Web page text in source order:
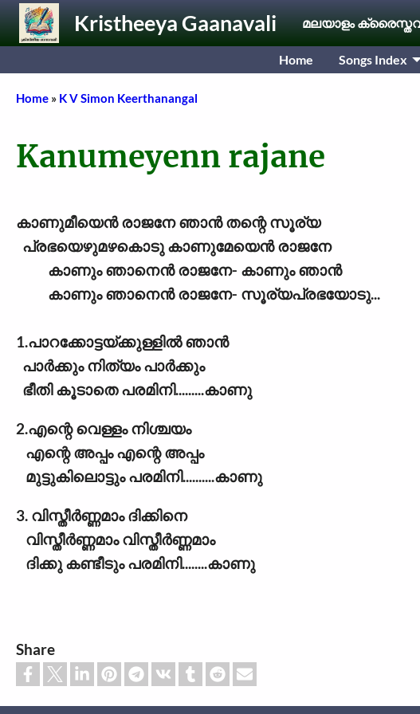
Skip to main contentKristheeya Gaanavali മലയാളം
Home Songs Index
Breadcrumb
Home K V Simon Keerthanangal
Kanumeyenn rajane
കാണുമീയെൻ രാജനേ ഞാൻ തന്റെ സൂര്യ
പ്രഭയെഴുമഴകൊടു കാണുമേയെൻ രാജനേ
കാണും ഞാനെൻ രാജനേ- കാണും ഞാൻ
കാണും ഞാനെൻ രാജനേ- സൂര്യപ്രഭയോടു...
1.പാറക്കോട്ടയ്ക്കുള്ളിൽ ഞാൻ
പാർക്കും നിത്യം പാർക്കും
ഭീതി കൂടാതെ പരമിനി.........കാണു
2.എന്റെ വെള്ളം നിശ്ചയം
എന്റെ അപ്പം എന്റെ അപ്പം
മുട്ടുകിലൊട്ടും പരമിനി..........കാണു
3. വിസ്തീർണ്ണമാം ദിക്കിനെ
വിസ്തീർണ്ണമാം വിസ്തീർണ്ണമാം
ദിക്കു കണ്ടീടും പരമിനി........കാണു
Share